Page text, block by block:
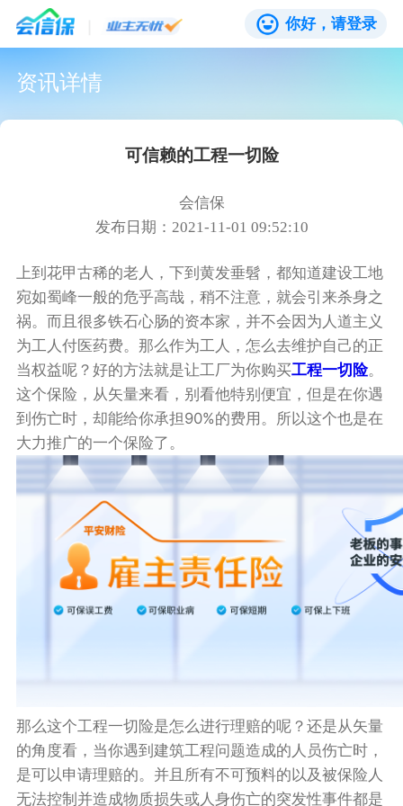
你好，请登录
资讯详情
可信赖的工程一切险
会信保
发布日期：2021-11-01 09:52:10
上到花甲古稀的老人，下到黄发垂髫，都知道建设工地
宛如蜀峰一般的危乎高哉，稍不注意，就会引来杀身之
祸。而且很多铁石心肠的资本家，并不会因为人道主义
为工人付医药费。那么作为工人，怎么去维护自己的正
当权益呢？好的方法就是让工厂为你购买工程一切险。
这个保险，从矢量来看，别看他特别便宜，但是在你遇
到伤亡时，却能给你承担90%的费用。所以这个也是在
大力推广的一个保险了。
那么这个工程一切险是怎么进行理赔的呢？还是从矢量
的角度看，当你遇到建筑工程问题造成的人员伤亡时，
是可以申请理赔的。并且所有不可预料的以及被保险人
无法控制并造成物质损失或人身伤亡的突发性事件都是